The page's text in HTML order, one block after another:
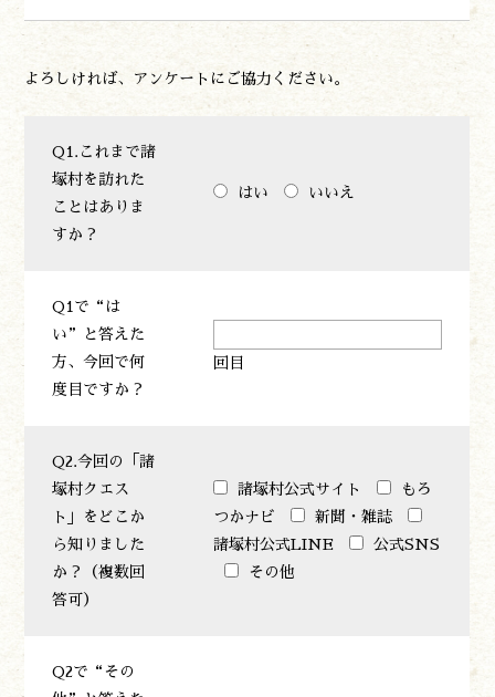
よろしければ、アンケートにご協力ください。
Q1.これまで諸
塚村を訪れた
ことはありま
すか？
はい いいえ
Q1で“は
い”と答えた
方、今回で何
度目ですか？
回目
Q2.今回の「諸
塚村クエス
ト」をどこか
ら知りました
か？（複数回
答可）
諸塚村公式サイト
もろ
つかナビ
新聞・雑誌
諸塚村公式LINE
公式SNS
その他
Q2で“その
遊ぶ
作る